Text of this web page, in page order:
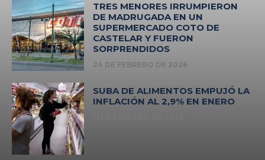
TRES MENORES IRRUMPIERON
DE MADRUGADA EN UN
SUPERMERCADO COTO DE
CASTELAR Y FUERON
SORPRENDIDOS
24 DE FEBRERO DE 2026
SUBA DE ALIMENTOS EMPUJÓ LA
INFLACIÓN AL 2,9% EN ENERO